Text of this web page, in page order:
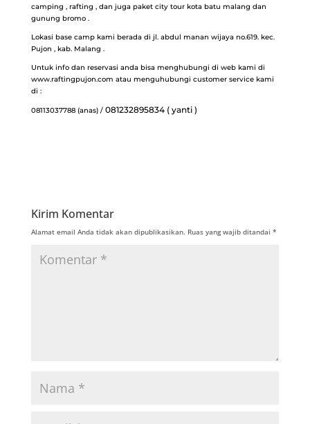
camping , rafting , dan juga paket city tour kota batu malang dan
gunung bromo .
Lokasi base camp kami berada di jl. abdul manan wijaya no.619. kec.
Pujon , kab. Malang .
Untuk info dan reservasi anda bisa menghubungi di web kami di
www.raftingpujon.com atau menguhubungi customer service kami
di :
08113037788 (anas) / 081232895834 ( yanti )
Kirim Komentar
Alamat email Anda tidak akan dipublikasikan. Ruas yang wajib ditandai *